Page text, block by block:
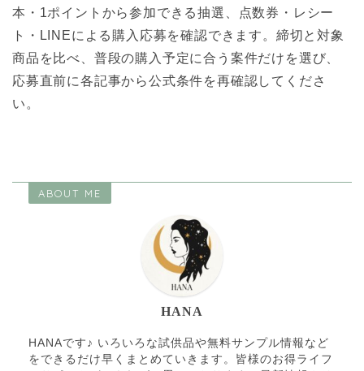
本・1ポイントから参加できる抽選、点数券・レシー
ト・LINEによる購入応募を確認できます。締切と対象
商品を比べ、普段の購入予定に合う案件だけを選び、
応募直前に各記事から公式条件を再確認してくださ
い。
ABOUT ME
HANA
HANAです♪ いろいろな試供品や無料サンプル情報など
をできるだけ早くまとめていきます。皆様のお得ライフ